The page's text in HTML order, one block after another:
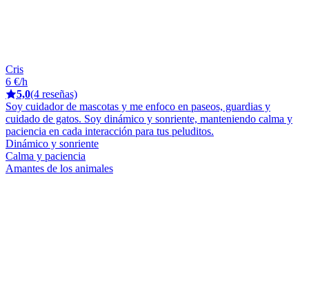
Cris
6 €/h
5,0(4 reseñas)
Soy cuidador de mascotas y me enfoco en paseos, guardias y
cuidado de gatos. Soy dinámico y sonriente, manteniendo calma y
paciencia en cada interacción para tus peluditos.
Dinámico y sonriente
Calma y paciencia
Amantes de los animales